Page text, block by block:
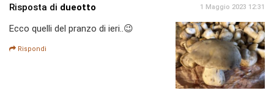
Risposta di dueotto 1 Maggio 2023 12:31
Ecco quelli del pranzo di ieri..😉
Rispondi